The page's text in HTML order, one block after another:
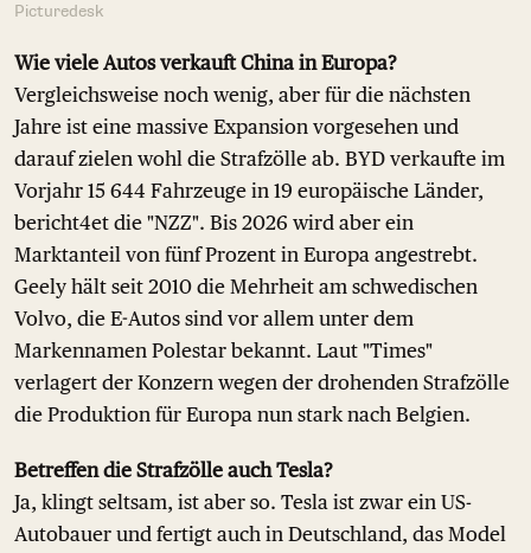
Picturedesk
Wie viele Autos verkauft China in Europa?
Vergleichsweise noch wenig, aber für die nächsten
Jahre ist eine massive Expansion vorgesehen und
darauf zielen wohl die Strafzölle ab. BYD verkaufte im
Vorjahr 15 644 Fahrzeuge in 19 europäische Länder,
bericht4et die "NZZ". Bis 2026 wird aber ein
Marktanteil von fünf Prozent in Europa angestrebt.
Geely hält seit 2010 die Mehrheit am schwedischen
Volvo, die E-Autos sind vor allem unter dem
Markennamen Polestar bekannt. Laut "Times"
verlagert der Konzern wegen der drohenden Strafzölle
die Produktion für Europa nun stark nach Belgien.
Betreffen die Strafzölle auch Tesla?
Ja, klingt seltsam, ist aber so. Tesla ist zwar ein US-
Autobauer und fertigt auch in Deutschland, das Model